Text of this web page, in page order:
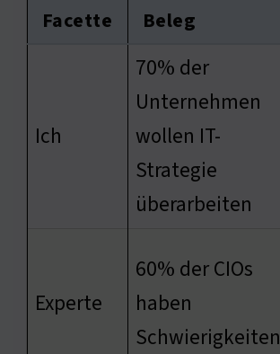
Facette Beleg
Ich
70% der
Unternehmen
wollen IT-
Strategie
überarbeiten
Experte
60% der CIOs
haben
Schwierigkeiten